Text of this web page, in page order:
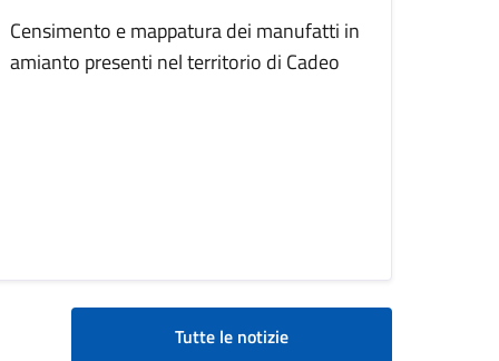
Censimento e mappatura dei manufatti in
amianto presenti nel territorio di Cadeo
Tutte le notizie